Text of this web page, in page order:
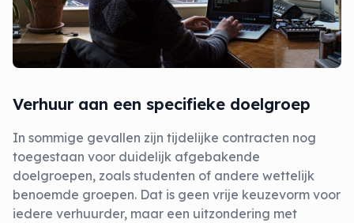
Verhuur aan een specifieke doelgroep
In sommige gevallen zijn tijdelijke contracten nog
toegestaan voor duidelijk afgebakende
doelgroepen, zoals studenten of andere wettelijk
benoemde groepen. Dat is geen vrije keuzevorm voor
iedere verhuurder, maar een uitzondering met